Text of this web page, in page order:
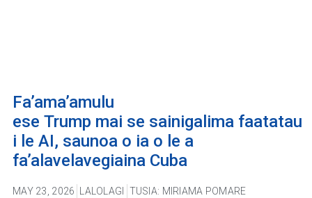
Fa’ama’amulu
ese Trump mai se sainigalima faatatau
i le AI, saunoa o ia o le a
fa’alavelavegiaina Cuba
MAY 23, 2026 LALOLAGI TUSIA: MIRIAMA POMARE